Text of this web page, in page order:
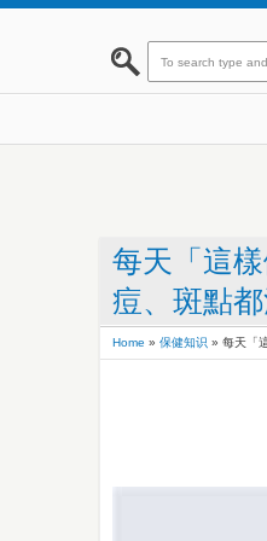
每天「這
痘、斑點都
Home » 保健知识 » 每天「